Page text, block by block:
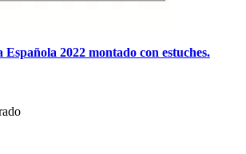
2022 montado con estuches.